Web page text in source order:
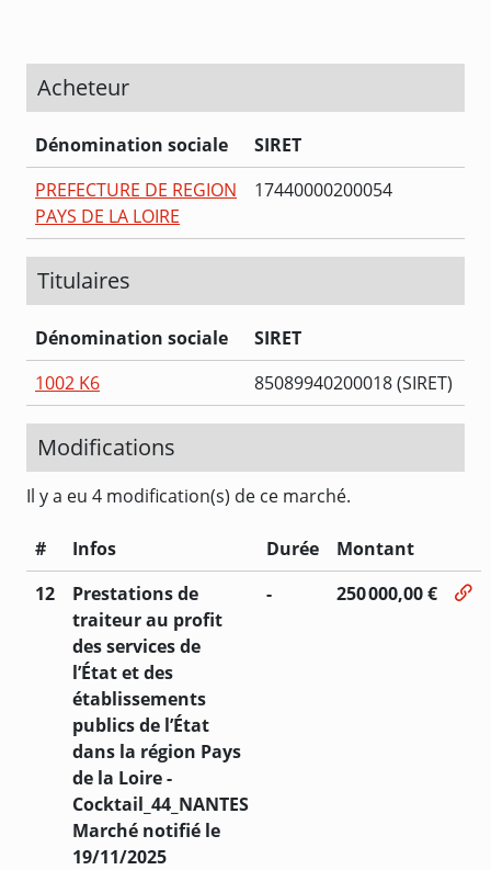
Acheteur
Dénomination sociale
SIRET
PREFECTURE DE REGION
PAYS DE LA LOIRE
17440000200054
Titulaires
Dénomination sociale
SIRET
1002 K6
85089940200018 (SIRET)
Modifications
Il y a eu 4 modification(s) de ce marché.
# Infos Durée
Montant
12
Prestations de
traiteur au profit
des services de
l’État et des
établissements
publics de l’État
dans la région Pays
de la Loire -
Cocktail_44_NANTES
Marché notifié le
19/11/2025
- 250 000,00 €